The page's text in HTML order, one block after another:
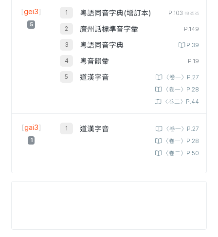
[gei3]
5
粵語同音字典(增訂本) P.103 #03535
廣州話標準音字彙 P.149
粵語同音字典 P.39
粵音韻彙 P.19
道漢字音
〈卷一〉P.27
〈卷一〉P.28
〈卷二〉P.44
[gai3]
1
道漢字音
〈卷一〉P.27
〈卷一〉P.28
〈卷二〉P.50